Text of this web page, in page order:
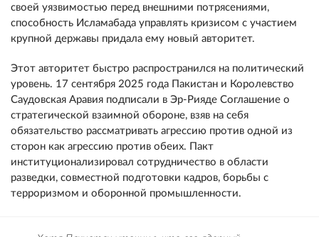
своей уязвимостью перед внешними потрясениями,
способность Исламабада управлять кризисом с участием
крупной державы придала ему новый авторитет.
Этот авторитет быстро распространился на политический
уровень. 17 сентября 2025 года Пакистан и Королевство
Саудовская Аравия подписали в Эр-Рияде Соглашение о
стратегической взаимной обороне, взяв на себя
обязательство рассматривать агрессию против одной из
сторон как агрессию против обеих. Пакт
институционализировал сотрудничество в области
разведки, совместной подготовки кадров, борьбы с
терроризмом и оборонной промышленности.